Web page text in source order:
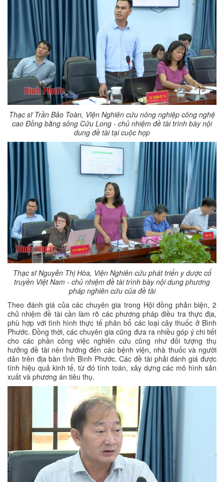
Thạc sĩ Trần Bảo Toàn, Viện Nghiên cứu nông nghiệp công nghệ
cao Đồng bằng sông Cửu Long - chủ nhiệm đề tài trình bày nội
dung đề tài tại cuộc họp
Thạc sĩ Nguyễn Thị Hòa, Viện Nghiên cứu phát triển y dược cổ
truyền Việt Nam - chủ nhiệm đề tài trình bày nội dung phương
pháp nghiên cứu của đề tài
Theo đánh giá của các chuyên gia trong Hội đồng phản biện, 2
chủ nhiệm đề tài cần làm rõ các phương pháp điều tra thực địa,
phù hợp với tình hình thực tế phân bổ các loại cây thuốc ở Bình
Phước. Đồng thời, các chuyên gia cũng đưa ra nhiều góp ý chi tiết
cho các phần công việc nghiên cứu cũng như đối tượng thụ
hưởng đề tài nên hướng đến các bệnh viện, nhà thuốc và người
dân trên địa bàn tỉnh Bình Phước. Các đề tài phải đánh giá được
tính hiệu quả kinh tế, từ đó tính toán, xây dựng các mô hình sản
xuất và phương án tiêu thụ.